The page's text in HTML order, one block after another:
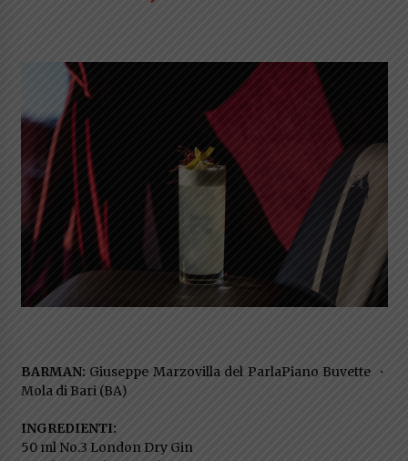
BARMAN: Giuseppe Marzovilla del ParlaPiano Buvette ・
Mola di Bari (BA)
INGREDIENTI:
50 ml No.3 London Dry Gin